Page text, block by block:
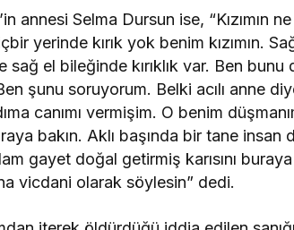
annesi Selma Dursun ise, “Kızımın
yerinde kırık yok benim kızımın.
sağ el bileğinde kırıklık var. Ben
şunu soruyorum. Belki acılı anne
canımı vermişim. O benim
bakın. Aklı başında bir tane
gayet doğal getirmiş karısını
vicdani olarak söylesin” dedi.